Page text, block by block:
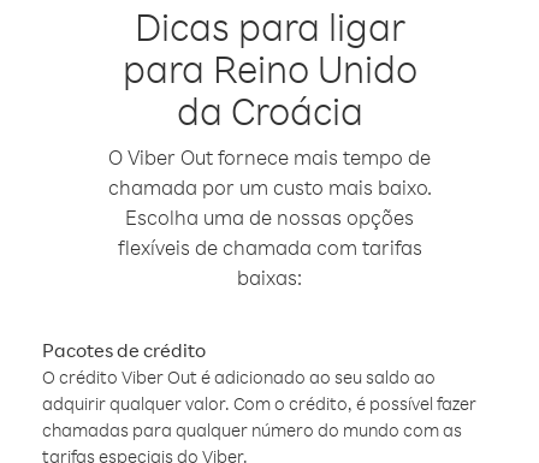
Dicas para ligar
para Reino Unido
da Croácia
O Viber Out fornece mais tempo de
chamada por um custo mais baixo.
Escolha uma de nossas opções
flexíveis de chamada com tarifas
baixas:
Pacotes de crédito
O crédito Viber Out é adicionado ao seu saldo ao
adquirir qualquer valor. Com o crédito, é possível fazer
chamadas para qualquer número do mundo com as
tarifas especiais do Viber.